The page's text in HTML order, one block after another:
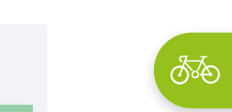
Wyszukaj